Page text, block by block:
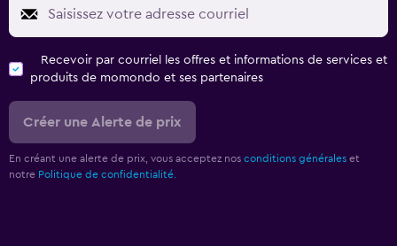
Recevoir par courriel les offres et informations de services et
produits de momondo et ses partenaires
Créer une Alerte de prix
En créant une alerte de prix, vous acceptez nos conditions générales et
notre Politique de confidentialité.